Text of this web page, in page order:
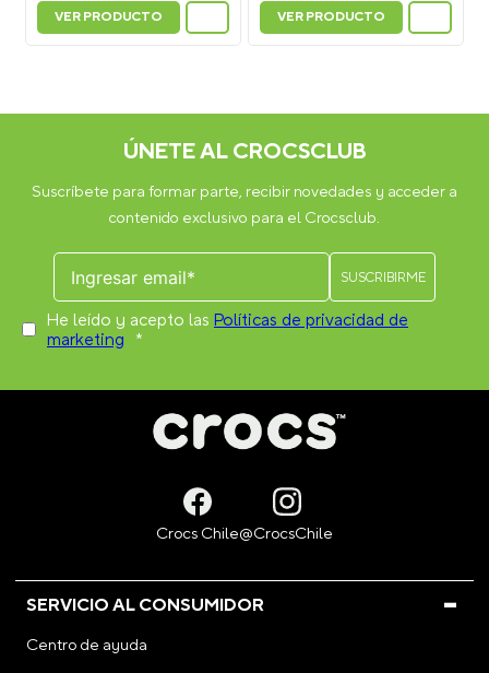
VER PRODUCTO VER PRODUCTO
ÚNETE AL CROCSCLUB
Suscríbete para formar parte, recibir novedades y acceder a
contenido exclusivo para el Crocsclub.
He leído y acepto las Políticas de privacidad de
marketing *
SERVICIO AL CONSUMIDOR
Centro de ayuda